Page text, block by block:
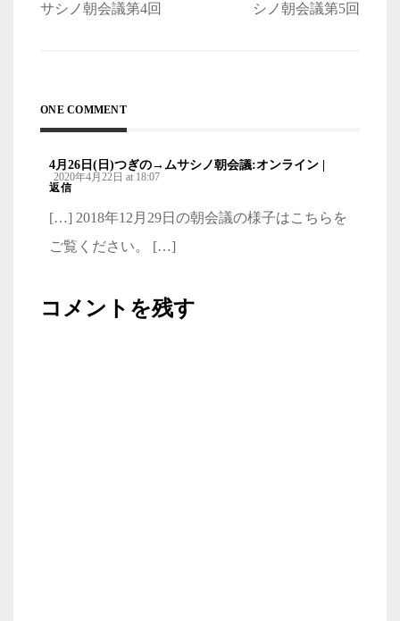
稿
ゲ
ー
シ
ョ
ン
サシノ朝会議第4回
シノ朝会議第5回
ONE COMMENT
4月26日(日)つぎの→ムサシノ朝会議:オンライン |
2020年4月22日 at 18:07
返信
[…] 2018年12月29日の朝会議の様子はこちらを
ご覧ください。 […]
コメントを残す